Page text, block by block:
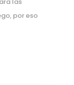
por eso